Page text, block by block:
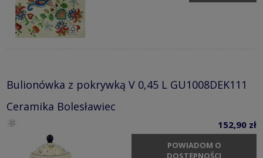
Bulionówka z pokrywką V 0,45 L GU1008DEK111
Ceramika Bolesławiec
152,90 zł
POWIADOM O
DOSTĘPNOŚCI